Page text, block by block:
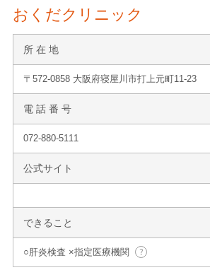
おくだクリニック
所 在 地
〒572-0858 大阪府寝屋川市打上元町11-23
電 話 番 号
072-880-5111
公式サイト
できること
○肝炎検査 ×指定医療機関